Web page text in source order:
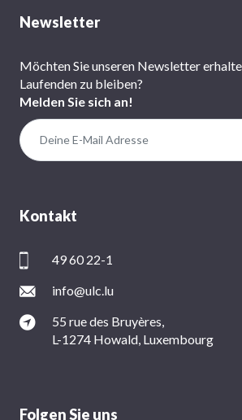
Newsletter
Möchten Sie unseren Newsletter
Laufenden zu bleiben?
Melden Sie sich an!
Kontakt
49 60 22-1
info@ulc.lu
55 rue des Bruyères,
L-1274 Howald, Luxembourg
Folgen Sie uns